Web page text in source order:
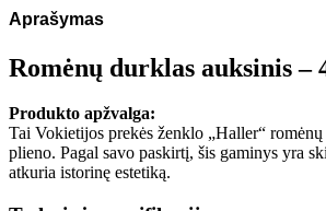
Aprašymas
Romėnų durklas auksinis –
Produkto apžvalga:
Tai Vokietijos prekės ženklo „Haller“
plieno. Pagal savo paskirtį, šis gaminys yra
atkuria istorinę estetiką.